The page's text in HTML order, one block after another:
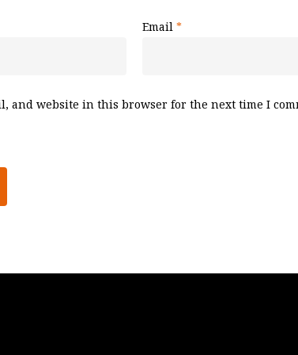
Email *
and website in this browser for the next time I